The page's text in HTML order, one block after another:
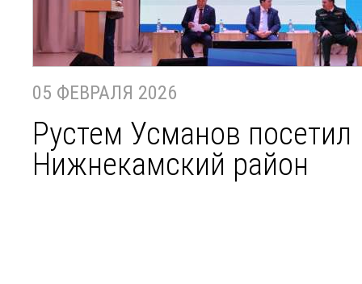
05 ФЕВРАЛЯ 2026
Рустем Усманов посетил
Нижнекамский район